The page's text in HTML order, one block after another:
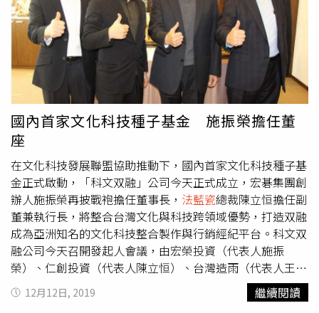
瓷目前雖已躋身世界前５強，仍有信心持續向上提升，但除
了數字之外，法藍瓷更在乎的是對社會與文化的貢獻。新品
「福運高升」，帶來一整年的精采好運20年來法藍瓷打造許
多膾炙人口的精彩作品，獲得美國前總統歐巴馬、俄國總理
普丁、英國音樂人艾爾頓強、美國吉他之神山塔納等多位名
人收藏。其中經典之最，就是20年前奪下紐約禮品獎的蝶舞
系列，以西方新藝術充滿活力的流動線條，結合敦煌莫高窟
壁畫《飛天》的優雅姿態，呈現家居時尚新風貌，20年來持
續熱銷不退燒。在「蝶舞」經典設計後，
能量，讓工藝更上層樓，打造了20周年的第一支新品「福運
高升 翠竹瓷瓶」，以更精緻的工藝細節、創新的立體造型
擄獲藏家的心。在設計意涵上，設計師何振武取材自古詩句
「未出土時先有節，到凌雲處仍虛心」的概念，以虛實並用
的手法表現「梅瓶」，將竹子化為優雅的梅瓶輪廓，形象若
隱若現，讓竹枝與竹葉自然地穿插其中。因為梅瓶被稱為華
人瓷器的第一大型，用虛的方式勾勒出其虛懷若谷，卻胸有
大志的情操，也呼應了詩句「到凌雲處仍虛心」的美好意
涵。福運高升 翠竹瓷瓶限量2000。而選用竹子作為主題，
振榮表示：「未來募集到的文化科技種子基金將循環重覆投
資以發揮最大效益，希望藉此種子基金帶動文創投資的新模
式，改變過去思維，不是投資公司，而是投資內容製作物，
並以製作人導向及策展人導向來主導的市場新思維，以解決
藝文產業投資的痛點，集結跨界資源，協助解決台灣長期藝
文界人士所面臨的市場議題。」
國內首家文化科技種子基金 施振榮擔任董
座
在文化科技發展聯盟協助推動下，國內首家文化科技種子基
金正式啟動，「科文双融」公司今天正式成立，宏碁集團創
辦人施振榮再披戰袍擔任董事長， 法藍瓷總裁陳立恒擔任副
董兼執行長，將整合台灣文化與科技跨領域優勢，打造双融
成為亞洲知名的文化科技整合製作與行銷經紀平台。科文双
融公司今天召開發起人會議，由宏榮投資（代表人施振
榮）、仁創投資（代表人陳立恒）、台灣造雨（代表人王文
漢）、台新創業投資（代表人鄭家鐘）發起，初期先以
4000萬元資金開始運作，之後將再爭取文策院國發基金與
12月12日, 2019 繼續閱讀